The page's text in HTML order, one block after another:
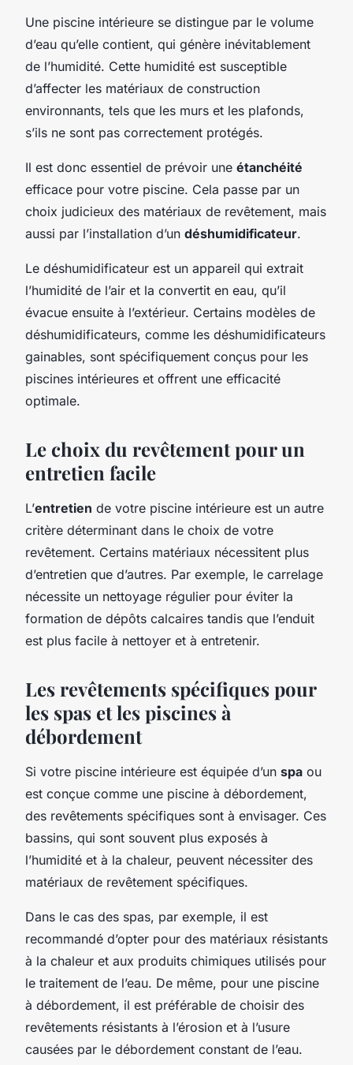
Une piscine intérieure se distingue par le volume
d’eau qu’elle contient, qui génère inévitablement
de l’humidité. Cette humidité est susceptible
d’affecter les matériaux de construction
environnants, tels que les murs et les plafonds,
s’ils ne sont pas correctement protégés.
Il est donc essentiel de prévoir une étanchéité
efficace pour votre piscine. Cela passe par un
choix judicieux des matériaux de revêtement, mais
aussi par l’installation d’un déshumidificateur.
Le déshumidificateur est un appareil qui extrait
l’humidité de l’air et la convertit en eau, qu’il
évacue ensuite à l’extérieur. Certains modèles de
déshumidificateurs, comme les déshumidificateurs
gainables, sont spécifiquement conçus pour les
piscines intérieures et offrent une efficacité
optimale.
Le choix du revêtement pour un
entretien facile
L’entretien de votre piscine intérieure est un autre
critère déterminant dans le choix de votre
revêtement. Certains matériaux nécessitent plus
d’entretien que d’autres. Par exemple, le carrelage
nécessite un nettoyage régulier pour éviter la
formation de dépôts calcaires tandis que l’enduit
est plus facile à nettoyer et à entretenir.
Les revêtements spécifiques pour
les spas et les piscines à
débordement
Si votre piscine intérieure est équipée d’un spa ou
est conçue comme une piscine à débordement,
des revêtements spécifiques sont à envisager. Ces
bassins, qui sont souvent plus exposés à
l’humidité et à la chaleur, peuvent nécessiter des
matériaux de revêtement spécifiques.
Dans le cas des spas, par exemple, il est
recommandé d’opter pour des matériaux résistants
à la chaleur et aux produits chimiques utilisés pour
le traitement de l’eau. De même, pour une piscine
à débordement, il est préférable de choisir des
revêtements résistants à l’érosion et à l’usure
causées par le débordement constant de l’eau.